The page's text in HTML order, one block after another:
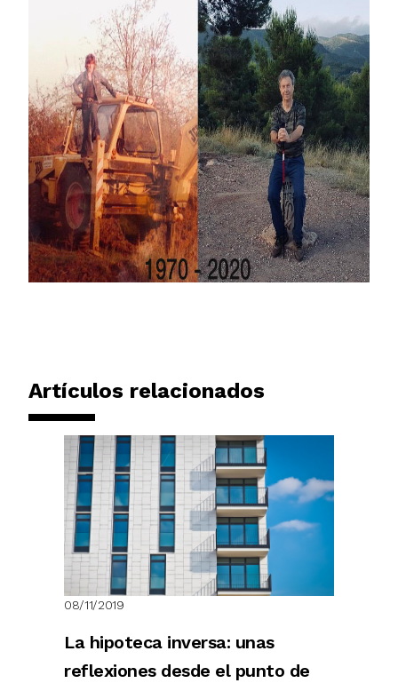
Artículos relacionados
08/11/2019
La hipoteca inversa: unas
reflexiones desde el punto de